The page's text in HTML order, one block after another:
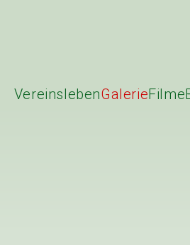
VereinslebenGalerieFilme